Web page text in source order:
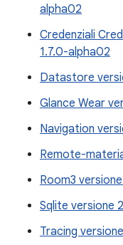
alpha02
Credenziali
1.7.0-alpha02
Datastore
Glance Wear
Navigation
Remote-
Room3
Sqlite versione
Tracing